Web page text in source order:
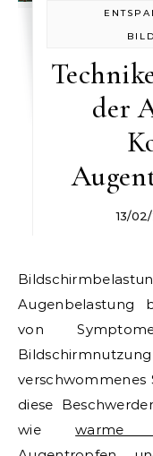
der
13/
Bildschirmbelastung, oft als digitale
Augenbelastung
von
verschwommenes
diese
wiewarme